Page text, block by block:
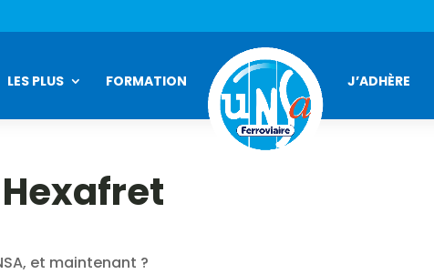
LES PLUS FORMATION J’ADHÈRE
et maintenant ?